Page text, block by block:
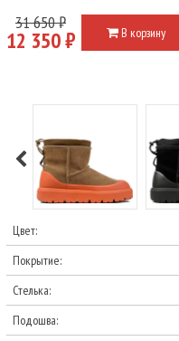
31 650 ₽
12 350 ₽ В корзину
Цвет:
Покрытие:
Стелька:
Подошва: